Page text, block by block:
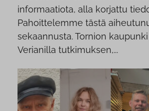
informaatiota, alla korjattu
Pahoittelemme tästä
sekaannusta. Tornion
Verianilla tutkimuksen,...